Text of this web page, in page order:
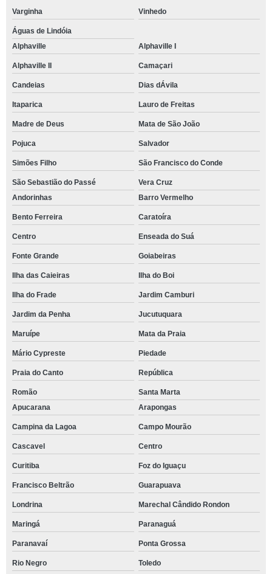
Varginha Vinhedo
Águas de Lindóia
Alphaville
Alphaville I
Alphaville II Camaçari
Candeias Dias dÁvila
Itaparica Lauro de Freitas
Madre de Deus Mata de São João
Pojuca Salvador
Simões Filho São Francisco do Conde
São Sebastião do Passé
Vera Cruz
Andorinhas
Barro Vermelho
Bento Ferreira Caratoíra
Centro Enseada do Suá
Fonte Grande Goiabeiras
Ilha das Caieiras Ilha do Boi
Ilha do Frade Jardim Camburi
Jardim da Penha Jucutuquara
Maruípe Mata da Praia
Mário Cypreste Piedade
Praia do Canto República
Romão
Santa Marta
Apucarana
Arapongas
Campina da Lagoa Campo Mourão
Cascavel Centro
Curitiba Foz do Iguaçu
Francisco Beltrão Guarapuava
Londrina Marechal Cândido Rondon
Maringá Paranaguá
Paranavaí Ponta Grossa
Rio Negro Toledo